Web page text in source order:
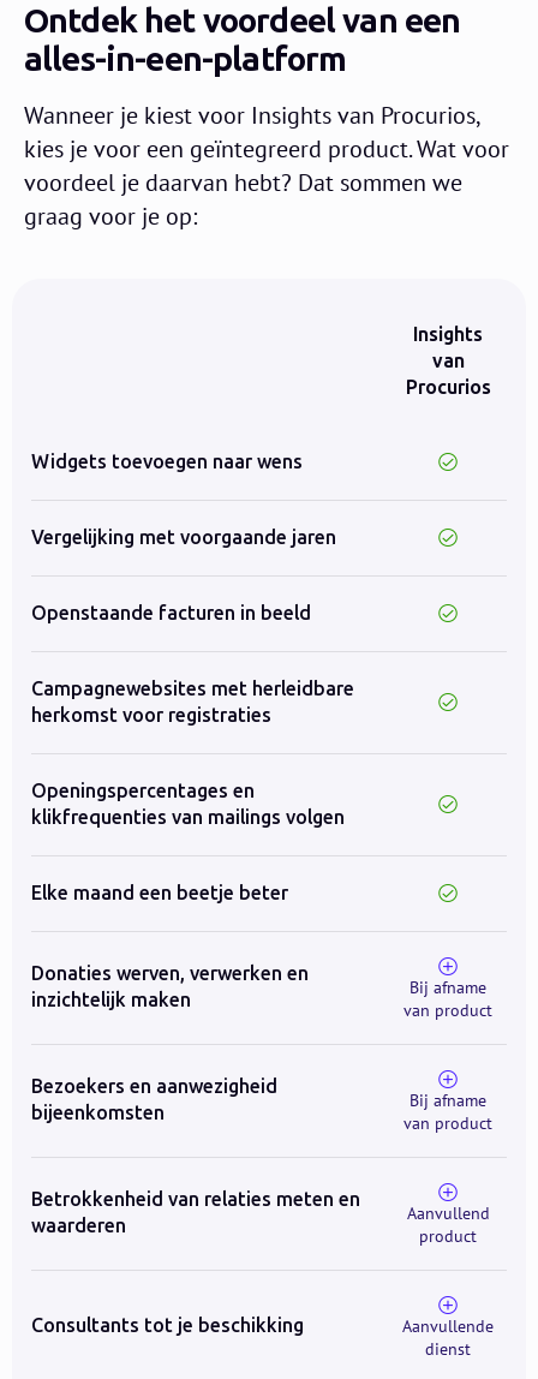
Ontdek het voordeel van een
alles-in-een-platform
Wanneer je kiest voor Insights van Procurios,
kies je voor een geïntegreerd product. Wat voor
voordeel je daarvan hebt? Dat sommen we
graag voor je op:
Insights
van
Procurios
Widgets toevoegen naar wens
Vergelijking met voorgaande jaren
Openstaande facturen in beeld
Campagnewebsites met herleidbare
herkomst voor registraties
Openingspercentages en
klikfrequenties van mailings volgen
Elke maand een beetje beter
Donaties werven, verwerken en
inzichtelijk maken
Bij afname
van product
Bezoekers en aanwezigheid
bijeenkomsten
Bij afname
van product
Betrokkenheid van relaties meten en
waarderen
Aanvullend
product
Consultants tot je beschikking
Aanvullende
dienst